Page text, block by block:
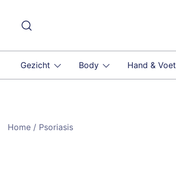
Gezicht
Body Hand & Voet
Home / Psoriasis